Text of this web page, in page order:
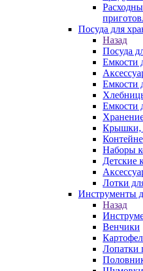
Посуда для
Назад
Посуда
Емкости
Емкости
Емкости
Крышки,
Наборы
Детские
Лотки
Инструменты
Назад
Венчики
Лопатки